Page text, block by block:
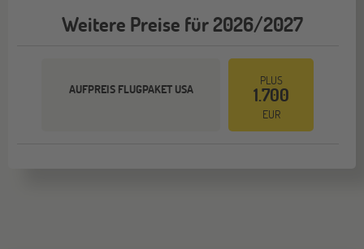
Weitere Preise für 2026/2027
AUFPREIS FLUGPAKET USA
PLUS
1.700
EUR